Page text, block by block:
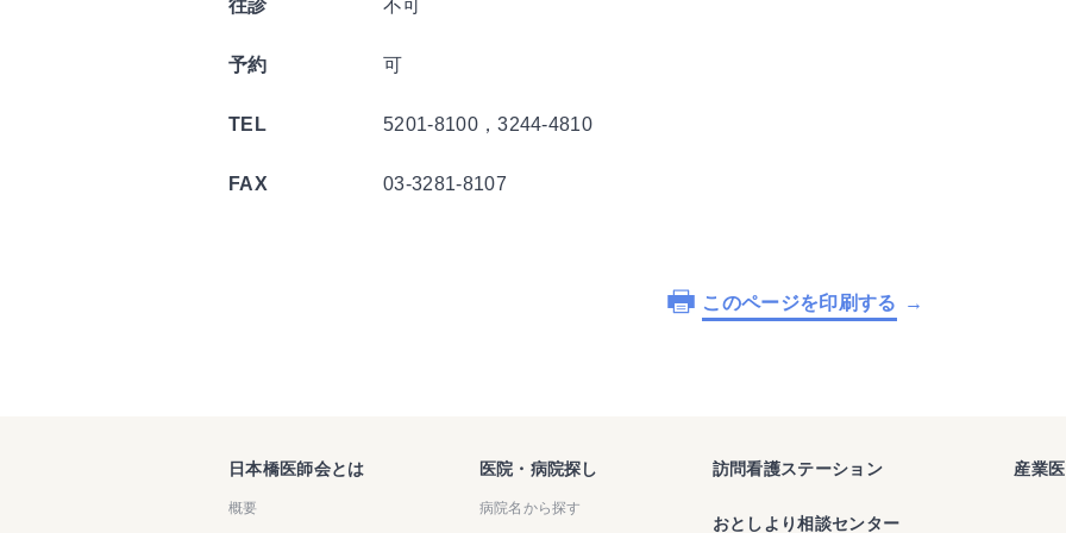
往診 不可
予約 可
TEL 5201-8100，3244-4810
FAX 03-3281-8107
このページを印刷する
日本橋医師会とは
概要
医院・病院探し
病院名から探す
訪問看護ステーション
おとしより相談センター
産業